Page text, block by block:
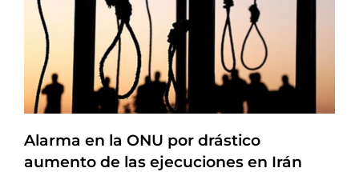
Alarma en la ONU por drástico
aumento de las ejecuciones en Irán